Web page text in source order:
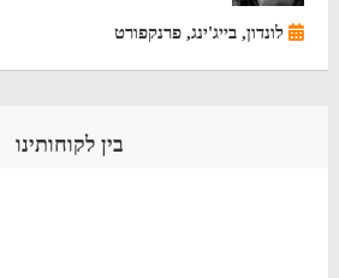
לונדון, בייג'ינג, פרנקפורט
בין לקוחותינו